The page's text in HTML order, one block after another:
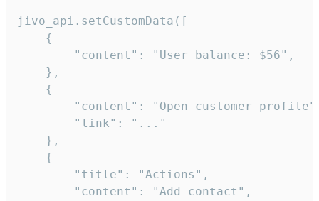
jivo_api.setCustomData([
    {
        "content": "User balance: $56",
    },
    {
"content": "Open customer
        "link": "..."
    },
    {
        "title": "Actions",
        "content": "Add contact",